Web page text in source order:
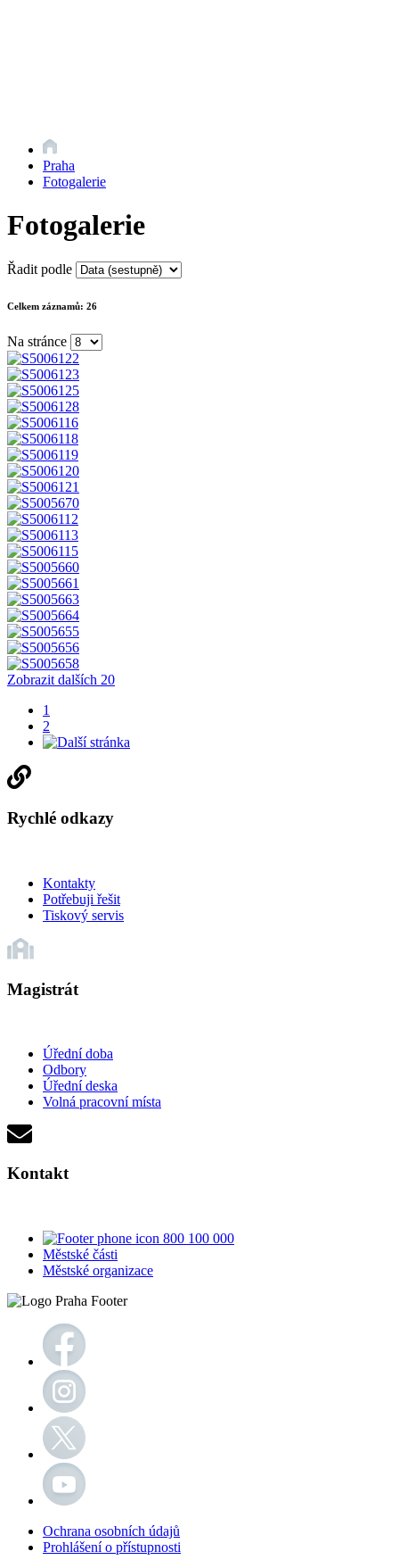
Praha
Fotogalerie
Fotogalerie
Řadit podle
Celkem záznamů: 26
Na stránce
Zobrazit dalších 20
1
2
Rychlé odkazy
Kontakty
Potřebuji řešit
Tiskový servis
Magistrát
Úřední doba
Odbory
Úřední deska
Volná pracovní místa
Kontakt
800 100 000
Městské části
Městské organizace
Ochrana osobních údajů
Prohlášení o přístupnosti